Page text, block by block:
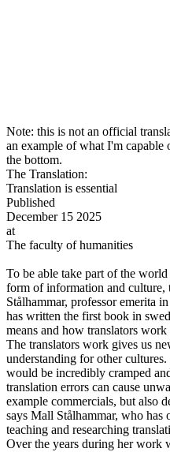
Note: this is not an official
an example of what I'm
the bottom.
The Translation:
Translation is essential
Published
December 15 2025
at
The faculty of humanities
To be able take part of the
form of information and culture,
Stålhammar, professor emerita
has written the first book in
means and how translators
The translators work gives us
understanding for other
would be incredibly cramped
translation errors can cause
example commercials, but also
says Mall Stålhammar, who has
teaching and researching
Over the years during her work